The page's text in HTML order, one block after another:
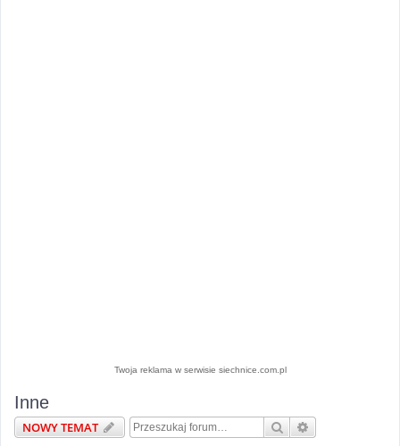
Twoja reklama w serwisie siechnice.com.pl
Inne
NOWY TEMAT Szukaj